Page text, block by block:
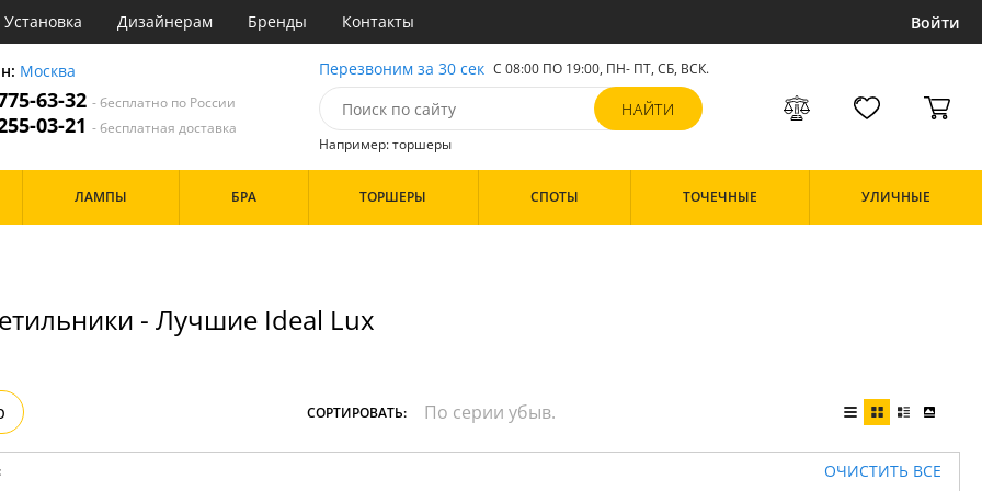
Установка Дизайнерам Бренды Контакты Войти
Москва
63-32- бесплатно по России
03-21- бесплатная доставка
Перезвоним за 30 сек С 08:00 ПО 19:00, ПН- ПТ, СБ, ВСК.
Например: торшеры
Черные
Бренд
ЛАМПЫ БРА ТОРШЕРЫ СПОТЫ ТОЧЕЧНЫЕ УЛИЧНЫЕ
- Лучшие Ideal Lux
СОРТИРОВАТЬ:
ОЧИСТИТЬ ВСЕ